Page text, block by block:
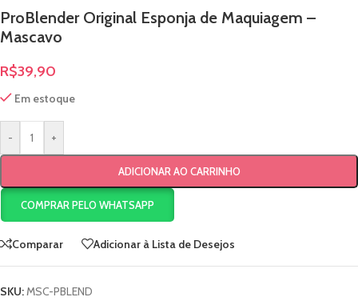
ProBlender Original Esponja de Maquiagem –
Mascavo
R$39,90
Em estoque
- +
ADICIONAR AO CARRINHO
COMPRAR PELO WHATSAPP
Comparar Adicionar à Lista de Desejos
SKU:MSC-PBLEND